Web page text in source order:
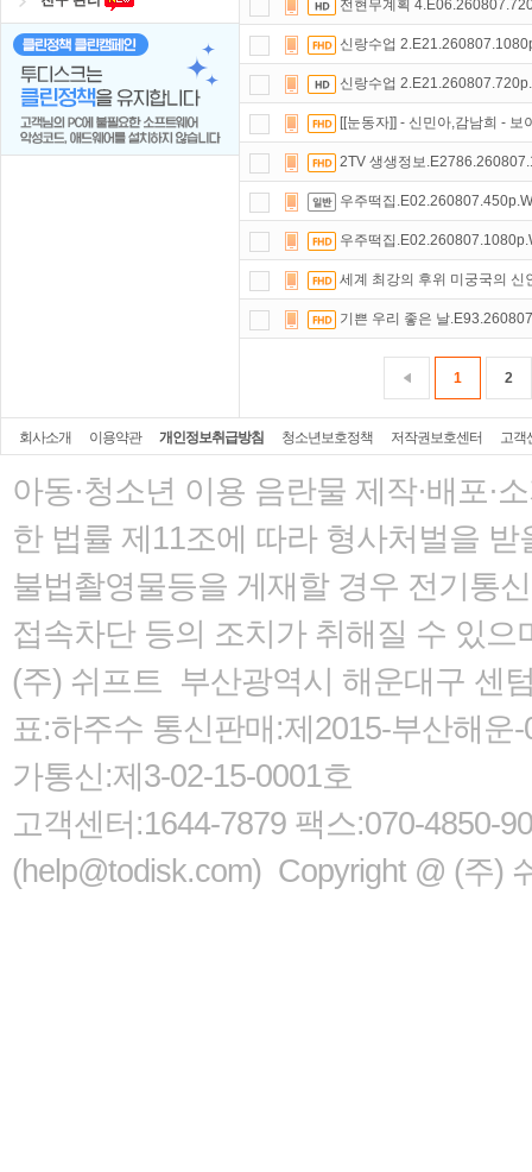
전현무계획
신랑수업
신랑수업
[[눈동자]] - 신민아,감남희 -
2TV 생생정보
우주떡집
우주떡집
세계 최강의 후위 미궁국의
기쁜 우리 좋은 날
1 2
회사소개 이용약관 개인정보취급방침 청소년보호정책 저작권보호센터 고객
아동·청소년 이용 음란물 제작·배포·
한 법률 제11조에 따라 형사처벌을 받
불법촬영물등을 게재할 경우 전기통
접속차단 등의 조치가 취해질 수 있으
(주) 쉬프트 부산광역시 해운대구 센
표:하주수 통신판매:제2015-부산해
가통신:제3-02-15-0001호
고객센터:1644-7879 팩스:070-4850-
(help@todisk.com) Copyright @ (주)